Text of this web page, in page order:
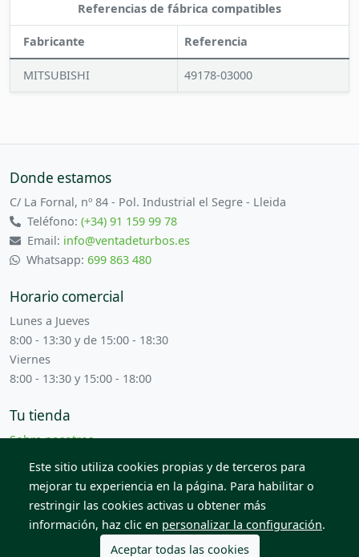
Referencias de fábrica compatibles
Fabricante Referencia
MITSUBISHI 49178-03000
Donde estamos
C/ La Fornal, nº 84 - Pol. Industrial el Segre - Lleida
Teléfono:(+34) 91 159 99 78
Email: info@ventadeturbos.es
Whatsapp: 699 863 480
Horario comercial
Lunes a Jueves
8:00 - 13:30 y de 15:00 - 18:30
Viernes
8:00 - 13:30 y 15:00 - 18:00
Tu tienda
Sobre nosotros
Términos y condiciones
Contacta con nosotros
© 2026 Todos los derechos reservados. Venta de Piezas
2012 S.L.
Este sitio utiliza cookies propias y de terceros para
mejorar tu experiencia en la página. Para habilitar o
restringir las cookies activas u obtener más
información, haz clic en personalizar la configuración.
Aceptar todas las cookies